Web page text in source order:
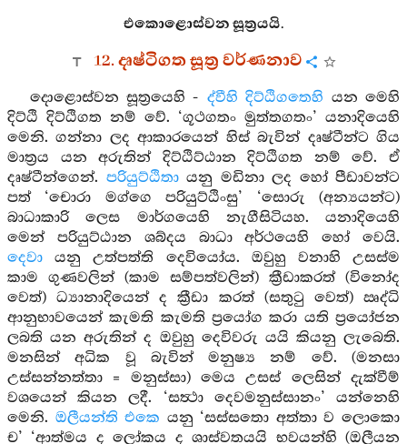
එකොළොස්වන සූත්‍රයයි.
12. දෘෂ්ටිගත සූත්‍ර වර්ණනාව
දොළොස්වන සූත්‍රයෙහි - ද්වීහි දිට්ඨිගතෙහි යන මෙහි
දිට්ඨි දිට්ඨිගත නම් වේ. ‘ගූථගතං මුත්තගතං’ යනාදියෙහි
මෙනි. ගන්නා ලද ආකාරයෙන් හිස් බැවින් දෘෂ්ටීන්ට ගිය
මාත්‍රය යන අරුතින් දිට්ඨිට්ඨාන දිට්ඨිගත නම් වේ. ඒ
දෘෂ්ටීන්ගෙන්. පරියුට්ඨිතායනු මඩිනා ලද හෝ පීඩාවන්ට
පත් ‘චොරා මග්ගෙ පරියුට්ඨිංසු’ ‘සොරු (අන්‍යයන්ට)
බාධාකාරි ලෙස මාර්ගයෙහි නැගීසිටියහ. යනාදියෙහි
මෙන් පරියුට්ඨාන ශබ්දය බාධා අර්ථයෙහි හෝ වෙයි.
දෙවා යනු උත්පත්ති දෙවියෝය. ඔවුහු වනාහි උසස්ම
කාම ගුණවලින් (කාම සම්පත්වලින්) ක්‍රීඩාකරත් (විනෝද
වෙත්) ධ්‍යානාදියෙන් ද ක්‍රීඩා කරත් (සතුටු වෙත්) ඍද්ධි
ආනුභාවයෙන් කැමති කැමති ප්‍රයෝග කරා යති ප්‍රයෝජන
ලබති යන අරුතින් ද ඔවුහු දෙවිවරු යයි කියනු ලැබෙති.
මනසින් අධික වූ බැවින් මනුෂ්‍ය නම් වේ. (මනසා
උස්සන්නත්තා = මනුස්සා) මෙය උසස් ලෙසින් දැක්වීම්
වශයෙන් කියන ලදී. ‘සත්‍ථා දෙවමනුස්සානං’ යන්නෙහි
මෙනි. ඔලීයන්ති එකෙ යනු ‘සස්සතො අත්තා ව ලොකො
ච’ ‘ආත්මය ද ලෝකය ද ශාස්වතයයි භවයන්හි (ඔලීයන